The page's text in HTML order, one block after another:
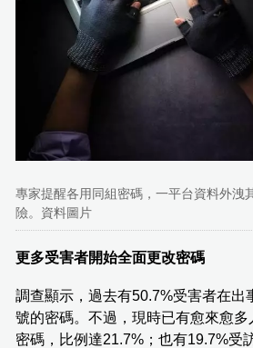
專家提醒各用同組密碼，一平台資料外洩
險。資料圖片
更多受害者開始全面更改密碼
調查顯示，過去有50.7%受害者在出
號的密碼。不過，現時已有愈來愈
密碼，比例達21.7%；也有19.7%受